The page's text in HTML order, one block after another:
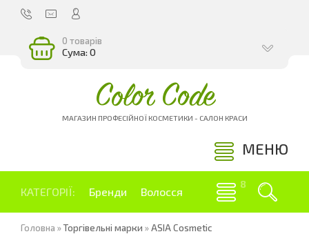
0 товарів
Сума: 0
Color Code
МАГАЗИН ПРОФЕСІЙНОЇ КОСМЕТИКИ - САЛОН КРАСИ
МЕНЮ
КАТЕГОРІЇ: Бренди Волосся
Головна »Торгівельні марки »ASIA Cosmetic